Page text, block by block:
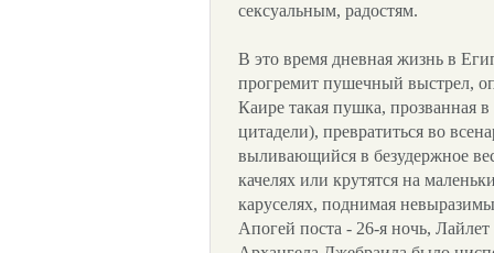
сексуальным, радостям.
В это время дневная жизнь в
прогремит пушечный выстрел,
Каире такая пушка, прозванная
цитадели), превратиться во
выливающийся в безудержное
качелях или крутятся на
каруселях, поднимая
Апогей поста - 26-я ночь,